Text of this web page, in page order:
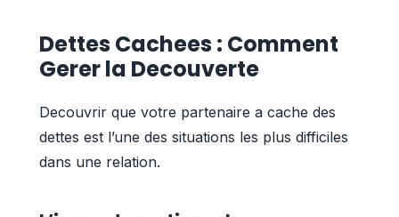
Dettes Cachees : Comment
Gerer la Decouverte
Decouvrir que votre partenaire a cache des
dettes est l’une des situations les plus difficiles
dans une relation.